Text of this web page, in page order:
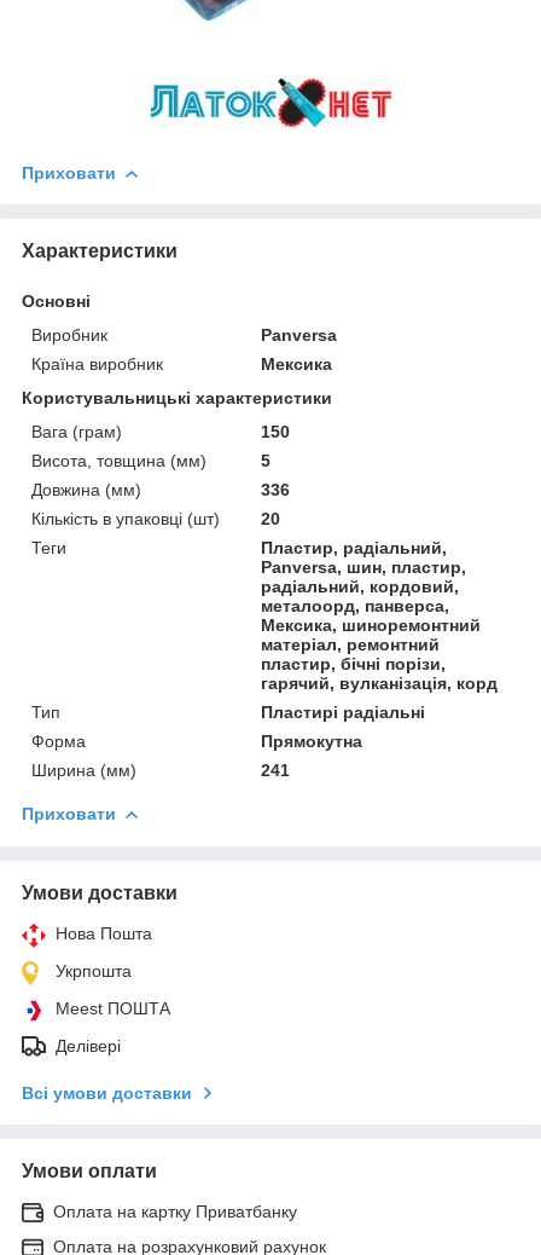
Приховати
Характеристики
Основні
Виробник
Panversa
Країна виробник
Мексика
Користувальницькі характеристики
Вага (грам)
150
Висота, товщина (мм)
5
Довжина (мм)
336
Кількість в упаковці (шт)
20
Теги
Пластир, радіальний,
Panversa, шин, пластир,
радіальний, кордовий,
металоорд, панверса,
Мексика, шиноремонтний
матеріал, ремонтний
пластир, бічні порізи,
гарячий, вулканізація, корд
Тип
Пластирі радіальні
Форма
Прямокутна
Ширина (мм)
241
Приховати
Умови доставки
Нова Пошта
Укрпошта
Meest ПОШТА
Делівері
Всі умови доставки
Умови оплати
Оплата на картку Приватбанку
Оплата на розрахунковий рахунок